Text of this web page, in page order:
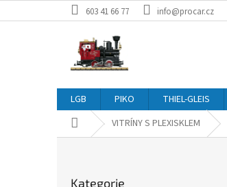
na
603 41 66 77 info@procar.cz
LGB PIKO THIEL-GLEIS
Domů VITRÍNY S PLEXISKLEM
kategorie
Kategorie